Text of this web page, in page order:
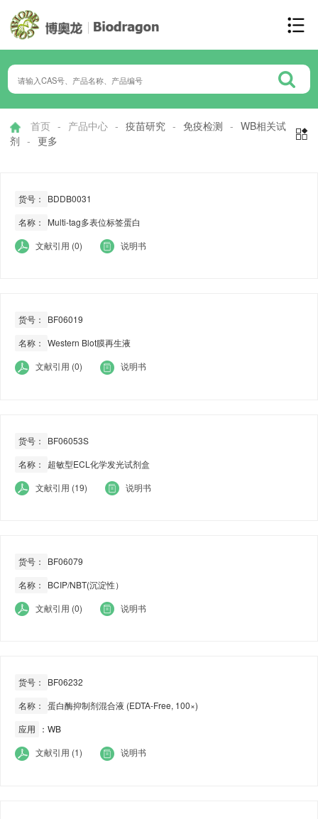
首页 - 产品中心 - 疫苗研究 - 免疫检测 - WB相关试
剂 - 更多

货号：
BDDB0031
名称：
Multi-tag多表位标签蛋白
文献引用 (0)
说明书
货号：
BF06019
名称： Western Blot膜再生液
文献引用 (0)
说明书
货号：
BF06053S
名称：
超敏型ECL化学发光试剂盒
文献引用 (19)
说明书
货号：
BF06079
名称：
BCIP/NBT(沉淀性）
文献引用 (0)
说明书
货号：
BF06232
名称： 蛋白酶抑制剂混合液 (EDTA-Free, 100×)
应用
：WB
文献引用 (1)
说明书